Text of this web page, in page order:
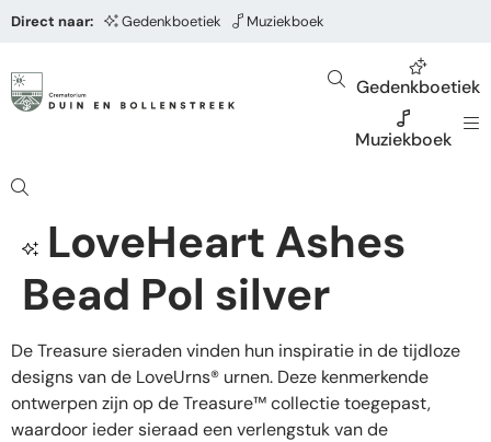
Direct naar: Gedenkboetiek Muziekboek
Gedenkboetiek
Muziekboek
LoveHeart Ashes
Bead Pol silver
De Treasure sieraden vinden hun inspiratie in de tijdloze
designs van de LoveUrns® urnen. Deze kenmerkende
ontwerpen zijn op de Treasure™ collectie toegepast,
waardoor ieder sieraad een verlengstuk van de